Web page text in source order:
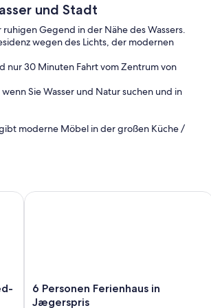
und Stadt
Gegend in der Nähe des Wassers.
wegen des Lichts, der modernen
nur 30 Minuten Fahrt vom Zentrum von
Sie Wasser und Natur suchen und in
moderne Möbel in der großen Küche /
Terrasse.
auf dem Grundstück
auf dem Gelände.
Traum
6
Personen
6 Personen Ferienhaus in
Jægerspris
6 Personen Ferienhaus in Jægerspris